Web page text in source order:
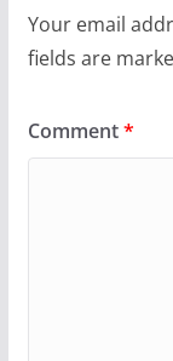
Your email
fields are
Comment*